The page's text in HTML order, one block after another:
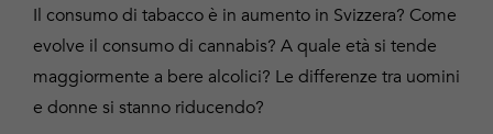
Il consumo di tabacco è in aumento in Svizzera? Come
evolve il consumo di cannabis? A quale età si tende
maggiormente a bere alcolici? Le differenze tra uomini
e donne si stanno riducendo?